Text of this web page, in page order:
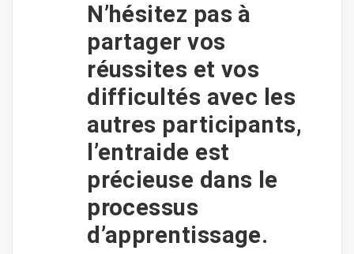
N’hésitez pas à
partager vos
réussites et vos
difficultés avec les
autres participants,
l’entraide est
précieuse dans le
processus
d’apprentissage.